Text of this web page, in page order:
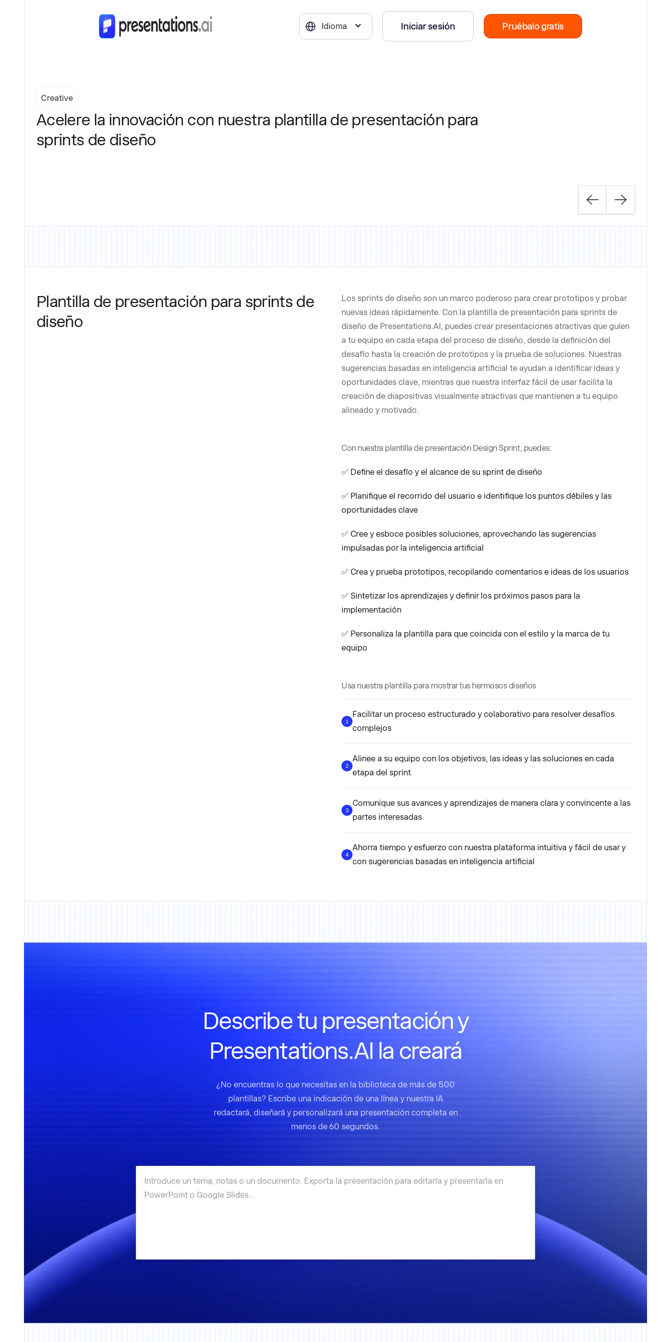
Idioma Iniciar sesión Pruébalo gratis
Creative
Acelere la innovación con nuestra plantilla de presentación para
sprints de diseño
Plantilla de presentación para sprints de
diseño
Los sprints de diseño son un marco poderoso para crear prototipos y probar
nuevas ideas rápidamente. Con la plantilla de presentación para sprints de
diseño de Presentations.AI, puedes crear presentaciones atractivas que guíen
a tu equipo en cada etapa del proceso de diseño, desde la definición del
desafío hasta la creación de prototipos y la prueba de soluciones. Nuestras
sugerencias basadas en inteligencia artificial te ayudan a identificar ideas y
oportunidades clave, mientras que nuestra interfaz fácil de usar facilita la
creación de diapositivas visualmente atractivas que mantienen a tu equipo
alineado y motivado.
Con nuestra plantilla de presentación Design Sprint, puedes:
✅ Define el desafío y el alcance de su sprint de diseño
✅ Planifique el recorrido del usuario e identifique los puntos débiles y las
oportunidades clave
✅ Cree y esboce posibles soluciones, aprovechando las sugerencias
impulsadas por la inteligencia artificial
✅ Crea y prueba prototipos, recopilando comentarios e ideas de los usuarios
✅ Sintetizar los aprendizajes y definir los próximos pasos para la
implementación
✅ Personaliza la plantilla para que coincida con el estilo y la marca de tu
equipo
Usa nuestra plantilla para mostrar tus hermosos diseños
1
Facilitar un proceso estructurado y colaborativo para resolver desafíos
complejos
2
Alinee a su equipo con los objetivos, las ideas y las soluciones en cada
etapa del sprint
3
Comunique sus avances y aprendizajes de manera clara y convincente a las
partes interesadas
4
Ahorra tiempo y esfuerzo con nuestra plataforma intuitiva y fácil de usar y
con sugerencias basadas en inteligencia artificial
Describe tu presentación y
Presentations.AI la creará
¿No encuentras lo que necesitas en la biblioteca de más de 500
plantillas? Escribe una indicación de una línea y nuestra IA
redactará, diseñará y personalizará una presentación completa en
menos de 60 segundos.